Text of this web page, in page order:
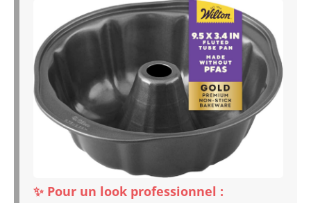
✨ Pour un look professionnel :